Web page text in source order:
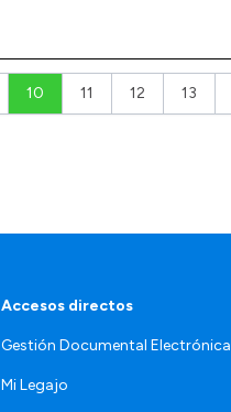
10 11 12 13
Accesos directos
Gestión Documental Electrónica
Mi Legajo